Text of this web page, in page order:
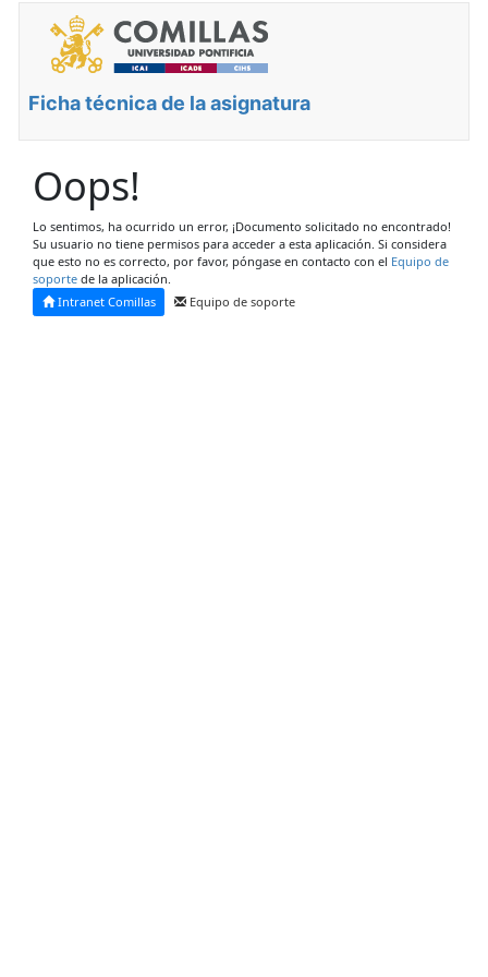
Ficha técnica de la asignatura
Oops!
Lo sentimos, ha ocurrido un error, ¡Documento solicitado no encontrado!
Su usuario no tiene permisos para acceder a esta aplicación. Si considera
que esto no es correcto, por favor, póngase en contacto con el Equipo de
soporte de la aplicación.
Intranet Comillas
Equipo de soporte